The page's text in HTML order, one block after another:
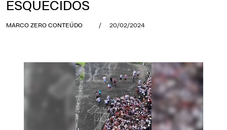
ESQUECIDOS
MARCO ZERO CONTEÚDO / 20/02/2024